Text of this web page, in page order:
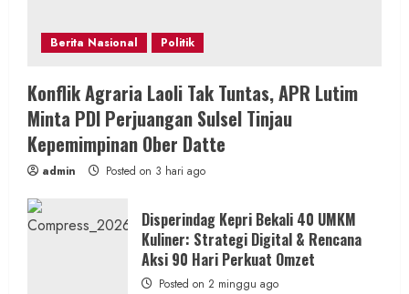
Berita Nasional Politik
Konflik Agraria Laoli Tak Tuntas, APR Lutim
Minta PDI Perjuangan Sulsel Tinjau
Kepemimpinan Ober Datte
admin Posted on 3 hari ago
Disperindag Kepri Bekali 40 UMKM
Kuliner: Strategi Digital & Rencana
Aksi 90 Hari Perkuat Omzet
Posted on 2 minggu ago